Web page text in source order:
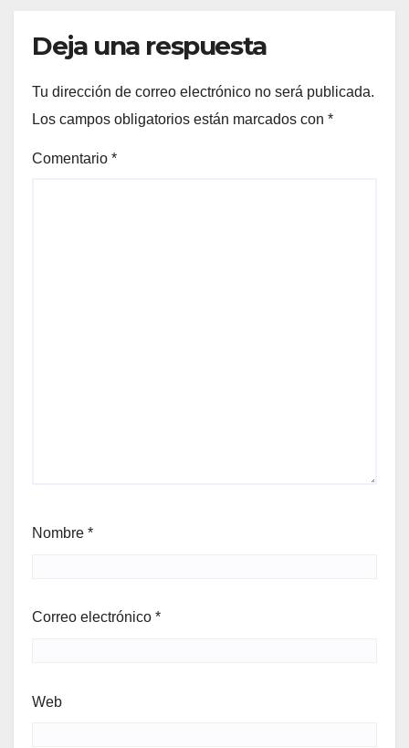
Deja una respuesta
Tu dirección de correo electrónico no será publicada.
Los campos obligatorios están marcados con *
Comentario *
Nombre *
Correo electrónico *
Web